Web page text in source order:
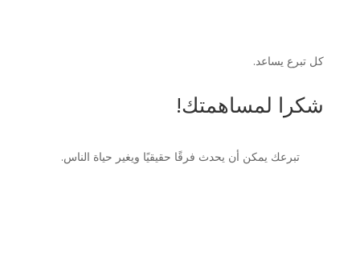
كل تبرع يساعد.
شكرا لمساهمتك!
تبرعك يمكن أن يحدث فرقًا حقيقيًا ويغير حياة الناس.